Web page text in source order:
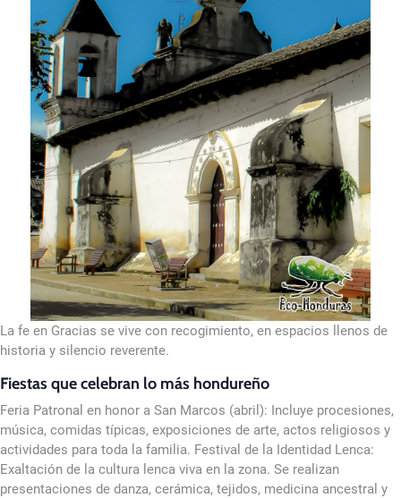
La fe en Gracias se vive con recogimiento, en espacios llenos de
historia y silencio reverente.
Fiestas que celebran lo más hondureño
Feria Patronal en honor a San Marcos (abril): Incluye procesiones,
música, comidas típicas, exposiciones de arte, actos religiosos y
actividades para toda la familia. Festival de la Identidad Lenca:
Exaltación de la cultura lenca viva en la zona. Se realizan
presentaciones de danza, cerámica, tejidos, medicina ancestral y